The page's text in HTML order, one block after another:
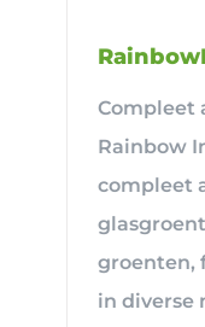
Compleet
Rainbow
compleet
groenten,
in diverse